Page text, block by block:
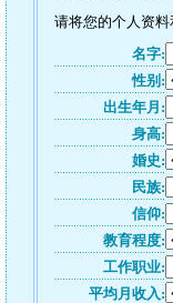
请将您的个人资
名字:
性别:
出生年月:
身高:
婚史:
民族:
信仰:
教育程度:
工作职业:
平均月收入: